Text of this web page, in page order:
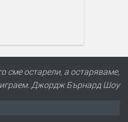
сме остарели, а остаряваме,
Джордж Бърнард Шоу